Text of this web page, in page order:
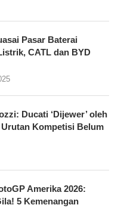
Pasar Baterai
CATL dan BYD
Ducati ‘Dijewer’ oleh
Kompetisi Belum
Amerika 2026:
5 Kemenangan